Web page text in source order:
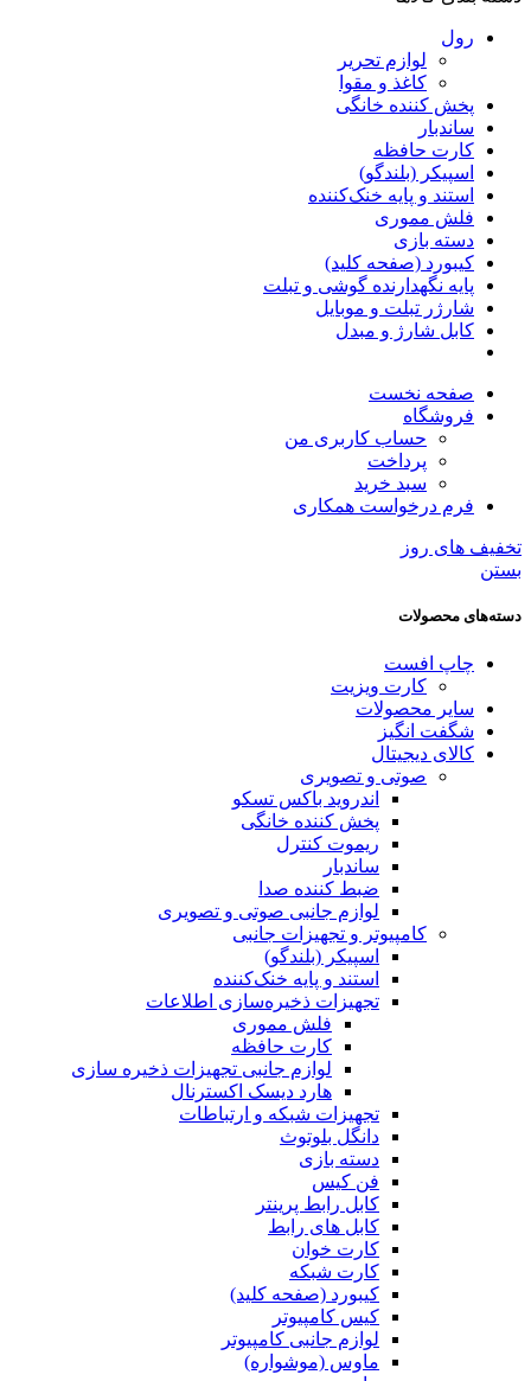
رول
لوازم تحریر
کاغذ و مقوا
پخش کننده خانگی
ساندبار
کارت حافظه
اسپیکر (بلندگو)
استند و پایه خنک‌کننده
فلش مموری
دسته بازی
کیبورد (صفحه کلید)
پایه نگهدارنده گوشی و تبلت
شارژر تبلت و موبایل
کابل شارژ و مبدل
صفحه نخست
فروشگاه
حساب کاربری من
پرداخت
سبد خرید
فرم درخواست همکاری
تخفیف های روز
بستن
دسته‌های محصولات
چاپ افست
کارت ویزیت
سایر محصولات
شگفت انگیز
کالای دیجیتال
صوتی و تصویری
اندروید باکس تسکو
پخش کننده خانگی
ریموت کنترل
ساندبار
ضبط کننده صدا
لوازم جانبی صوتی و تصویری
کامپیوتر و تجهیزات جانبی
اسپیکر (بلندگو)
استند و پایه خنک‌کننده
تجهیزات ذخیره‌سازی اطلاعات
فلش مموری
کارت حافظه
لوازم جانبی تجهیزات ذخیره سازی
هارد دیسک اکسترنال
تجهیزات شبکه و ارتباطات
دانگل بلوتوث
دسته بازی
فن کیس
کابل رابط پرینتر
کابل های رابط
کارت خوان
کارت شبکه
کیبورد (صفحه کلید)
کیس کامپیوتر
لوازم جانبی کامپیوتر
ماوس (موشواره)